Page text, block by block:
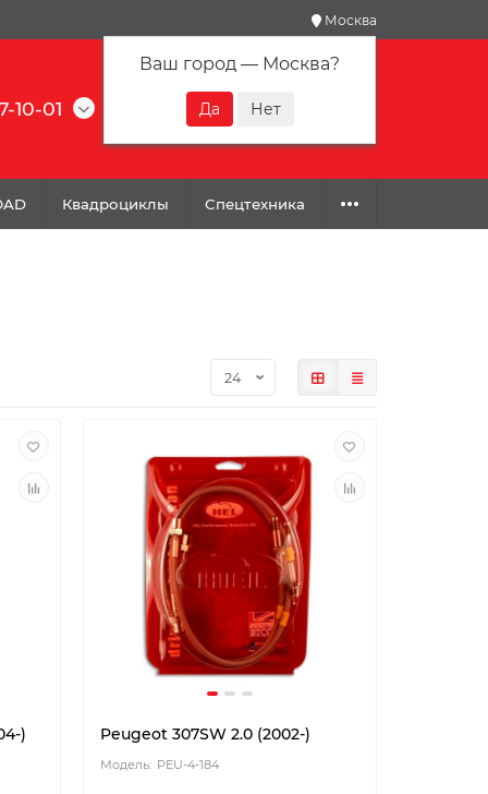
Москва
Ваш город — Москва?
10-01
Квадроциклы Спецтехника
) Peugeot 307SW 2.0 (2002-)
PEU-4-184